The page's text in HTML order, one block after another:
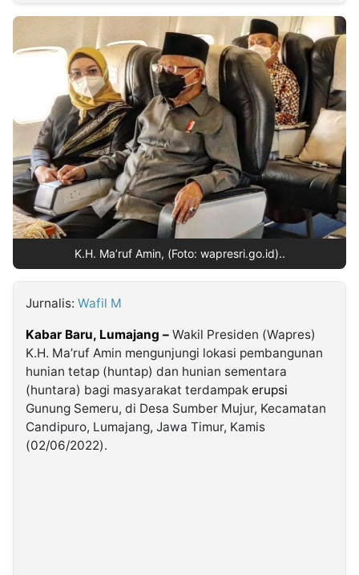
INDONESIA
Insight
NTB
Suara
Time
Lens
IDN
Daily
Jogja
Jalan
Rakyat
Idealita
News
Kita
Notice
Dinamikapost.com
Radar
Baru
Seedbacklink
Follow
Kabarbaru
Kabarbaru.co
2026
K.H. Ma’ruf Amin, (Foto: wapresri.go.id)..
Jurnalis: Wafil M
Kabar Baru, Lumajang – Wakil Presiden (Wapres)
K.H. Ma’ruf Amin mengunjungi lokasi pembangunan
hunian tetap (huntap) dan hunian sementara
(huntara) bagi masyarakat terdampak erupsi
Gunung Semeru, di Desa Sumber Mujur, Kecamatan
Candipuro, Lumajang, Jawa Timur, Kamis
(02/06/2022).